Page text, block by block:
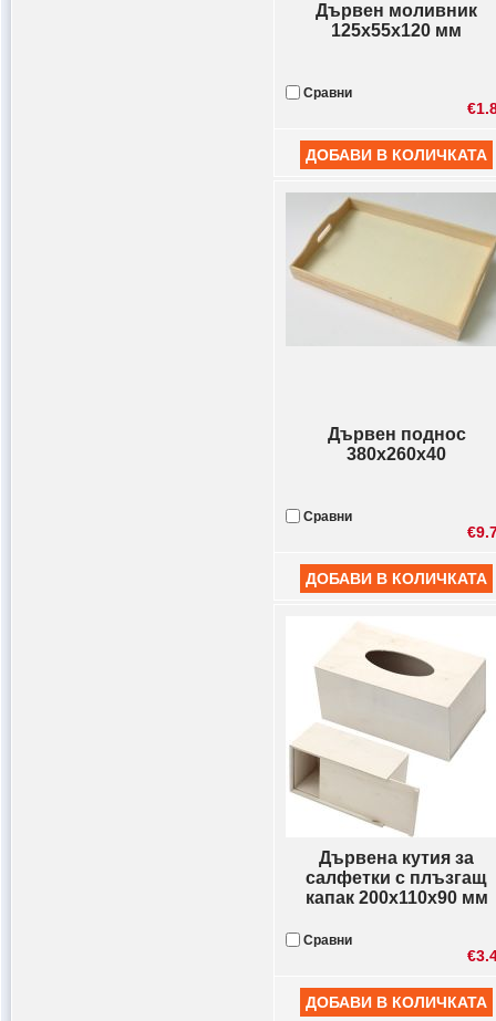
Дървен моливник
125x55x120 мм
Сравни
Дървен поднос
380х260х40
Сравни
Дървена кутия за
салфетки с плъзгащ
капак 200x110x90 мм
Сравни